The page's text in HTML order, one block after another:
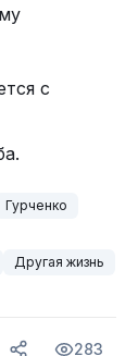
с
Гурченко
Другая жизнь
283